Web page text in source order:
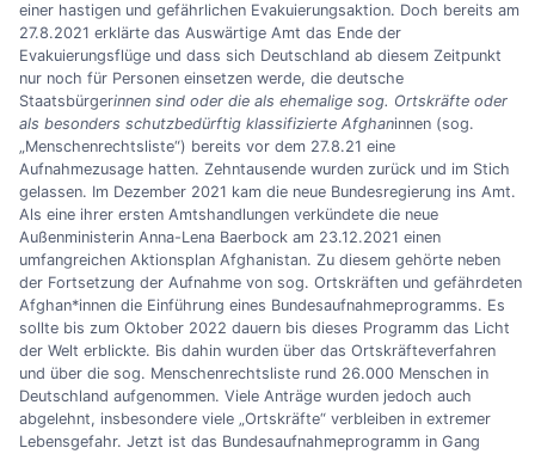
einer hastigen und gefährlichen Evakuierungsaktion. Doch bereits am
27.8.2021 erklärte das Auswärtige Amt das Ende der
Evakuierungsflüge und dass sich Deutschland ab diesem Zeitpunkt
nur noch für Personen einsetzen werde, die deutsche
Staatsbürgerinnen sind oder die als ehemalige sog. Ortskräfte oder
als besonders schutzbedürftig klassifizierte Afghaninnen (sog.
„Menschenrechtsliste“) bereits vor dem 27.8.21 eine
Aufnahmezusage hatten. Zehntausende wurden zurück und im Stich
gelassen. Im Dezember 2021 kam die neue Bundesregierung ins Amt.
Als eine ihrer ersten Amtshandlungen verkündete die neue
Außenministerin Anna-Lena Baerbock am 23.12.2021 einen
umfangreichen Aktionsplan Afghanistan. Zu diesem gehörte neben
der Fortsetzung der Aufnahme von sog. Ortskräften und gefährdeten
Afghan*innen die Einführung eines Bundesaufnahmeprogramms. Es
sollte bis zum Oktober 2022 dauern bis dieses Programm das Licht
der Welt erblickte. Bis dahin wurden über das Ortskräfteverfahren
und über die sog. Menschenrechtsliste rund 26.000 Menschen in
Deutschland aufgenommen. Viele Anträge wurden jedoch auch
abgelehnt, insbesondere viele „Ortskräfte“ verbleiben in extremer
Lebensgefahr. Jetzt ist das Bundesaufnahmeprogramm in Gang